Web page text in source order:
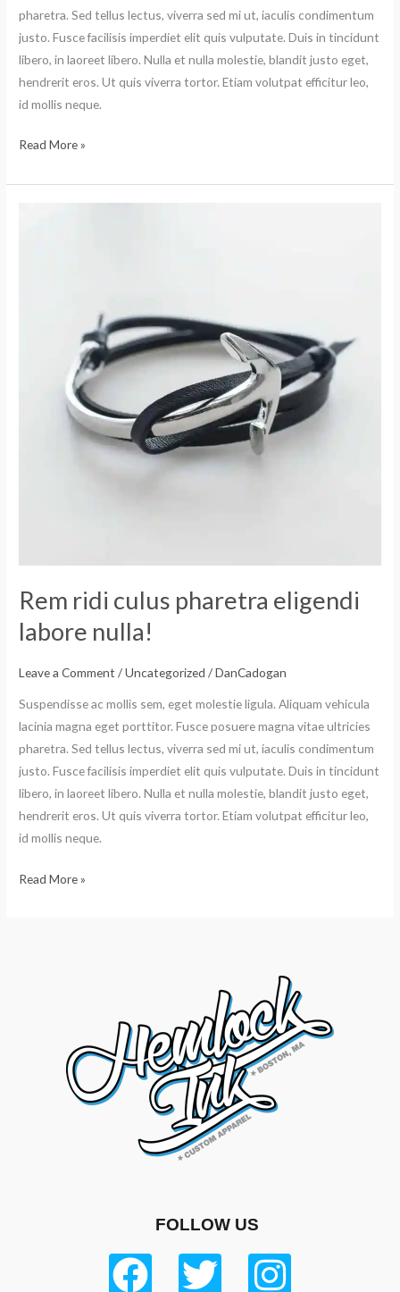
pharetra. Sed tellus lectus, viverra sed mi ut, iaculis condimentum
justo. Fusce facilisis imperdiet elit quis vulputate. Duis in tincidunt
libero, in laoreet libero. Nulla et nulla molestie, blandit justo eget,
hendrerit eros. Ut quis viverra tortor. Etiam volutpat efficitur leo,
id mollis neque.
Read More »
Rem ridi culus pharetra eligendi
labore nulla!
Leave a Comment /Uncategorized /DanCadogan
Suspendisse ac mollis sem, eget molestie ligula. Aliquam vehicula
lacinia magna eget porttitor. Fusce posuere magna vitae ultricies
pharetra. Sed tellus lectus, viverra sed mi ut, iaculis condimentum
justo. Fusce facilisis imperdiet elit quis vulputate. Duis in tincidunt
libero, in laoreet libero. Nulla et nulla molestie, blandit justo eget,
hendrerit eros. Ut quis viverra tortor. Etiam volutpat efficitur leo,
id mollis neque.
Read More »
FOLLOW US